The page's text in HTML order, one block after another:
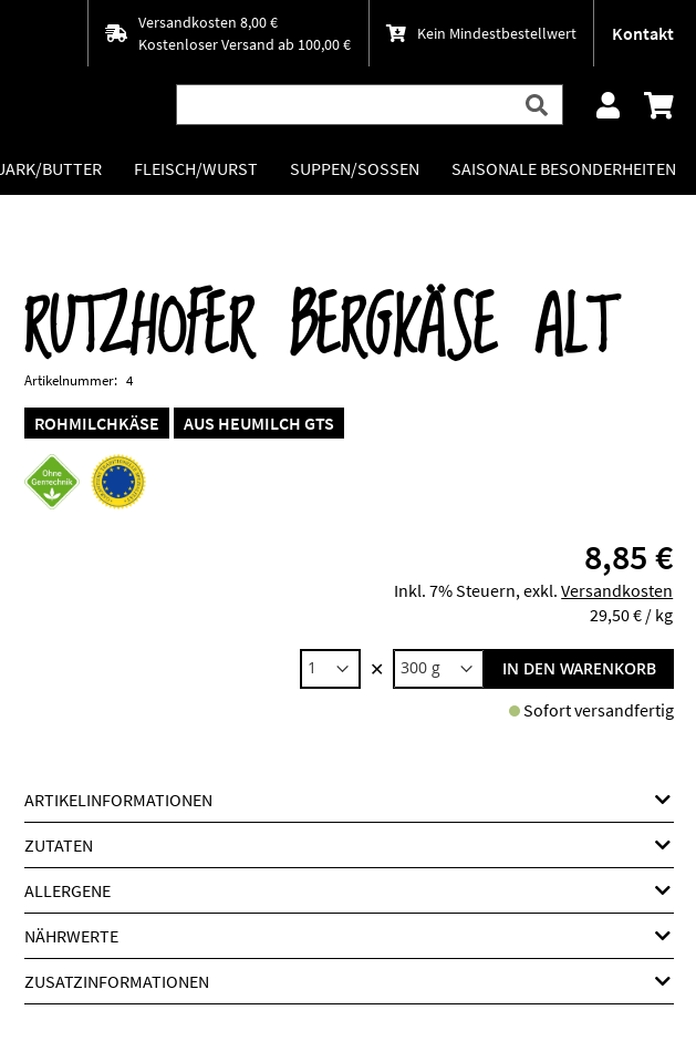
Versandkosten 8,00 €
Kostenloser Versand ab 100,00 €
Kein Mindestbestellwert Kontakt
BUTTER FLEISCH/WURST SUPPEN/SOSSEN SAISONALE BESONDERHEITEN
RUTZHOFER BERGKÄSE ALT
Artikelnummer 4
ROHMILCHKÄSE AUS HEUMILCH GTS
8,85 €
Inkl. 7% Steuern,exkl.Versandkosten
29,50 € / kg
✕ IN DEN WARENKORB
Sofort versandfertig
ARTIKELINFORMATIONEN
ZUTATEN
ALLERGENE
NÄHRWERTE
ZUSATZINFORMATIONEN